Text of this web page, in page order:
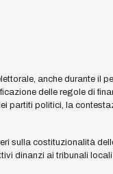
anche durante il
delle regole di
partiti politici, la
sulla costituzionalità
dinanzi ai tribunali